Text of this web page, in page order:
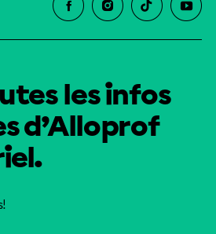
les infos
d’Alloprof